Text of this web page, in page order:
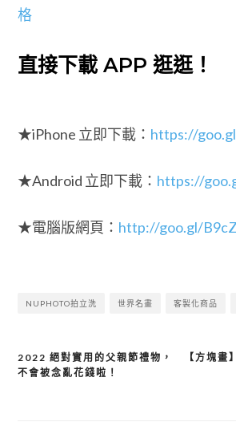
格
直接下載 APP 逛逛！
★iPhone 立即下載： https://
★Android 立即下載： https://
★電腦版網頁： http://goo.gl/
NUPHOTO拍立洗 世界名畫 客製化商品
文
【方塊畫
2022 絕對實用的父親節禮物，
不會被念亂花錢啦！